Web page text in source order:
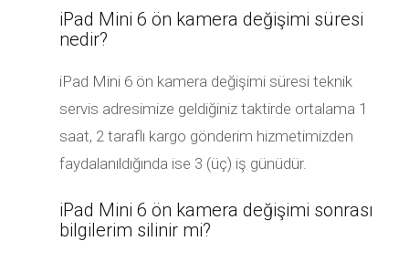
iPad Mini 6 ön kamera değişimi süresi
nedir?
iPad Mini 6 ön kamera değişimi süresi teknik
servis adresimize geldiğiniz taktirde ortalama 1
saat, 2 taraflı kargo gönderim hizmetimizden
faydalanıldığında ise 3 (üç) iş günüdür.
iPad Mini 6 ön kamera değişimi sonrası
bilgilerim silinir mi?